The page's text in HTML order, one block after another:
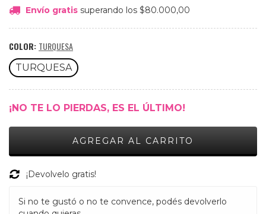
Envío gratis superando los $80.000,00
COLOR: TURQUESA
TURQUESA
¡NO TE LO PIERDAS, ES EL ÚLTIMO!
¡Devolvelo gratis!
Si no te gustó o no te convence, podés devolverlo